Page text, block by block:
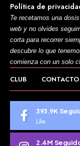
Política de
Te recetamos una
web y no olvides
corta para recorrer
descubre lo que
comienza con un solo
CLUB CONTACTO
393.9K
Like
2.4M